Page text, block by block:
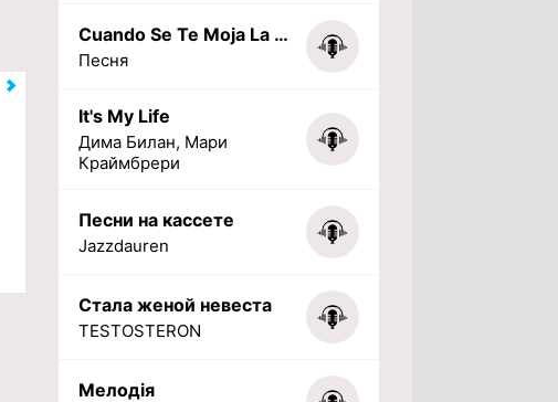
Cuando Se Te Moja La Tarea (PHONK) (Slowed + Reverbed)
Песня
It's My Life
Дима Билан, Мари
Краймбрери
Песни на кассете
Jazzdauren
Стала женой невеста
TESTOSTERON
Мелодія